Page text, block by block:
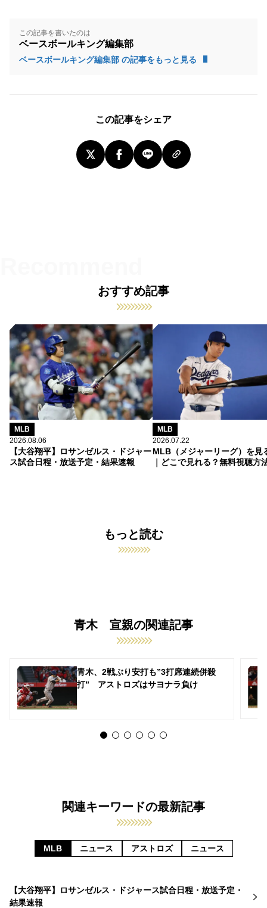
この記事を書いたのは
ベースボールキング編集部
ベースボールキング編集部 の記事をもっと見る
この記事をシェア
おすすめ記事
MLB
2026.08.06
【大谷翔平】ロサンゼルス・ドジャー
ス試合日程・放送予定・結果速報
MLB
2026.07.22
MLB（メジャーリーグ）を見
｜どこで見れる？無料視聴方
もっと読む
青木 宣親の関連記事
青木、2戦ぶり安打も”3打席連続併殺
打” アストロズはサヨナラ負け
関連キーワードの最新記事
MLB ニュース アストロズ ニュース
【大谷翔平】ロサンゼルス・ドジャース試合日程・放送予定・
結果速報